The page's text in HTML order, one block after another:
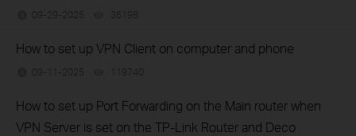
09-29-2025 36198
How to set up VPN Client on computer and phone
09-11-2025 119740
How to set up Port Forwarding on the Main router when
VPN Server is set on the TP-Link Router and Deco